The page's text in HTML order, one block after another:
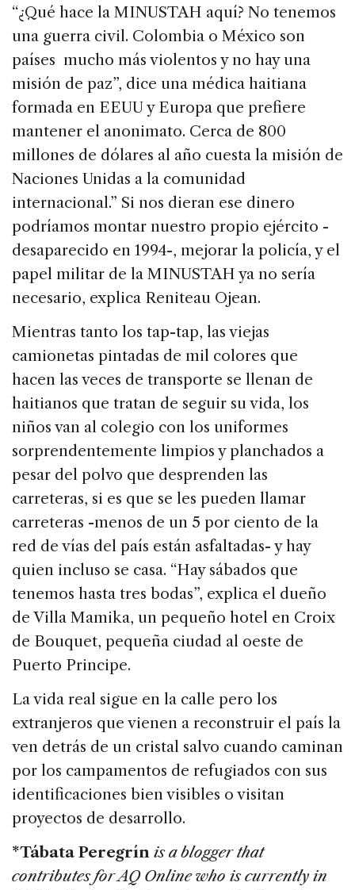
“¿Qué hace la MINUSTAH aquí? No tenemos
una guerra civil. Colombia o México son
países mucho más violentos y no hay una
misión de paz”, dice una médica haitiana
formada en EEUU y Europa que prefiere
mantener el anonimato. Cerca de 800
millones de dólares al año cuesta la misión de
Naciones Unidas a la comunidad
internacional.” Si nos dieran ese dinero
podríamos montar nuestro propio ejército -
desaparecido en 1994-, mejorar la policía, y el
papel militar de la MINUSTAH ya no sería
necesario, explica Reniteau Ojean.
Mientras tanto los tap-tap, las viejas
camionetas pintadas de mil colores que
hacen las veces de transporte se llenan de
haitianos que tratan de seguir su vida, los
niños van al colegio con los uniformes
sorprendentemente limpios y planchados a
pesar del polvo que desprenden las
carreteras, si es que se les pueden llamar
carreteras -menos de un 5 por ciento de la
red de vías del país están asfaltadas- y hay
quien incluso se casa. “Hay sábados que
tenemos hasta tres bodas”, explica el dueño
de Villa Mamika, un pequeño hotel en Croix
de Bouquet, pequeña ciudad al oeste de
Puerto Principe.
La vida real sigue en la calle pero los
extranjeros que vienen a reconstruir el país la
ven detrás de un cristal salvo cuando caminan
por los campamentos de refugiados con sus
identificaciones bien visibles o visitan
proyectos de desarrollo.
*Tábata Peregrín is a blogger that
contributes for AQ Online who is currently in